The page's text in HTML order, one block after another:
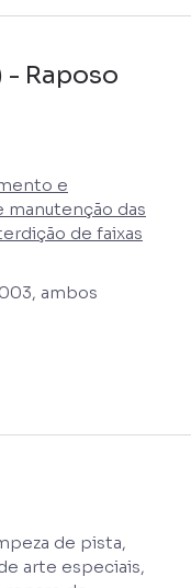
Raposo
e
manutenção das
de faixas
ambos
de pista,
arte especiais,